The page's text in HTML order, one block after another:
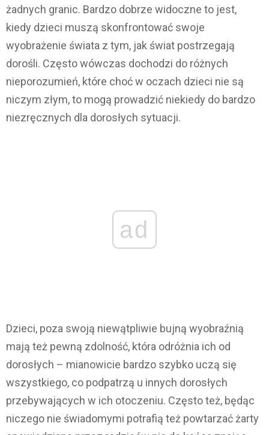
żadnych granic. Bardzo dobrze widoczne to jest,
kiedy dzieci muszą skonfrontować swoje
wyobrażenie świata z tym, jak świat postrzegają
dorośli. Często wówczas dochodzi do różnych
nieporozumień, które choć w oczach dzieci nie są
niczym złym, to mogą prowadzić niekiedy do bardzo
niezręcznych dla dorosłych sytuacji.
ad
Dzieci, poza swoją niewątpliwie bujną wyobraźnią
mają też pewną zdolność, która odróżnia ich od
dorosłych – mianowicie bardzo szybko uczą się
wszystkiego, co podpatrzą u innych dorosłych
przebywających w ich otoczeniu. Często też, będąc
niczego nie świadomymi potrafią też powtarzać żarty